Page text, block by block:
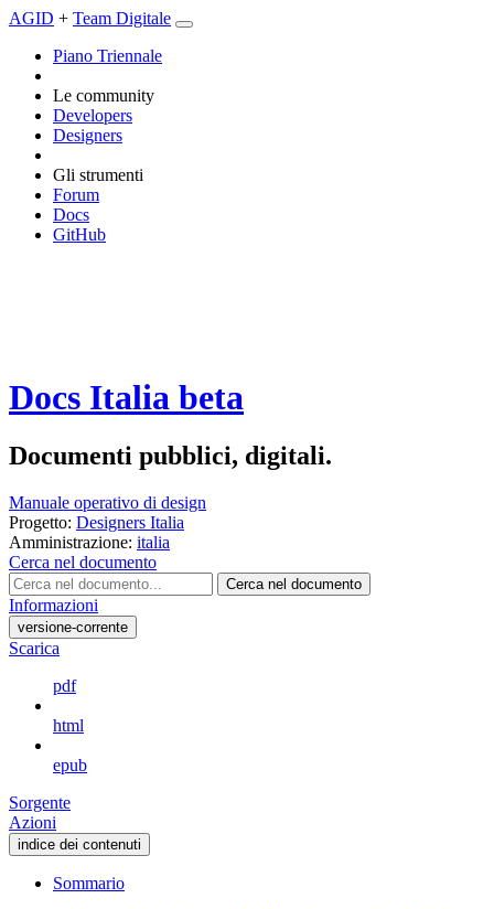
AGID + Team Digitale
Piano Triennale
Le community
Developers
Designers
Gli strumenti
Forum
Docs
GitHub
Docs Italia beta
Documenti pubblici, digitali.
Manuale operativo di design
Progetto: Designers Italia
Amministrazione: italia
Cerca nel documento
Cerca nel documento
Informazioni
versione-corrente
Scarica
pdf
html
epub
Sorgente
Azioni
indice dei contenuti
Sommario